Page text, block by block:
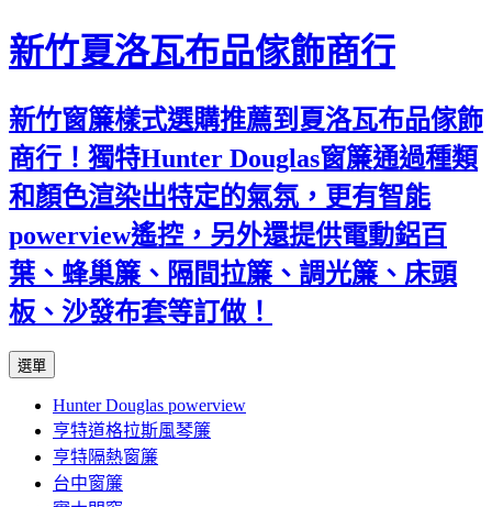
新竹夏洛瓦布品傢飾商行
新竹窗簾樣式選購推薦到夏洛瓦布品傢飾
商行！獨特Hunter Douglas窗簾通過種類
和顏色渲染出特定的氣氛，更有智能
powerview遙控，另外還提供電動鋁百
葉、蜂巢簾、隔間拉簾、調光簾、床頭
板、沙發布套等訂做！
選單
內
容
Hunter Douglas powerview
亨特道格拉斯風琴簾
亨特隔熱窗簾
台中窗簾